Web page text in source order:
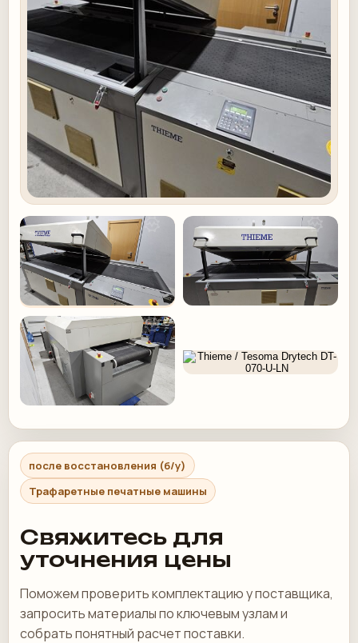
после восстановления (б/у)
Трафаретные печатные машины
Свяжитесь для
уточнения цены
Поможем проверить комплектацию у поставщика,
запросить материалы по ключевым узлам и
собрать понятный расчет поставки.